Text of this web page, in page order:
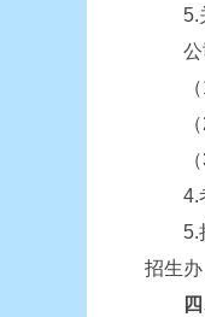
5.关
公司
（1
（2
（3
4.考
5.拟
招生